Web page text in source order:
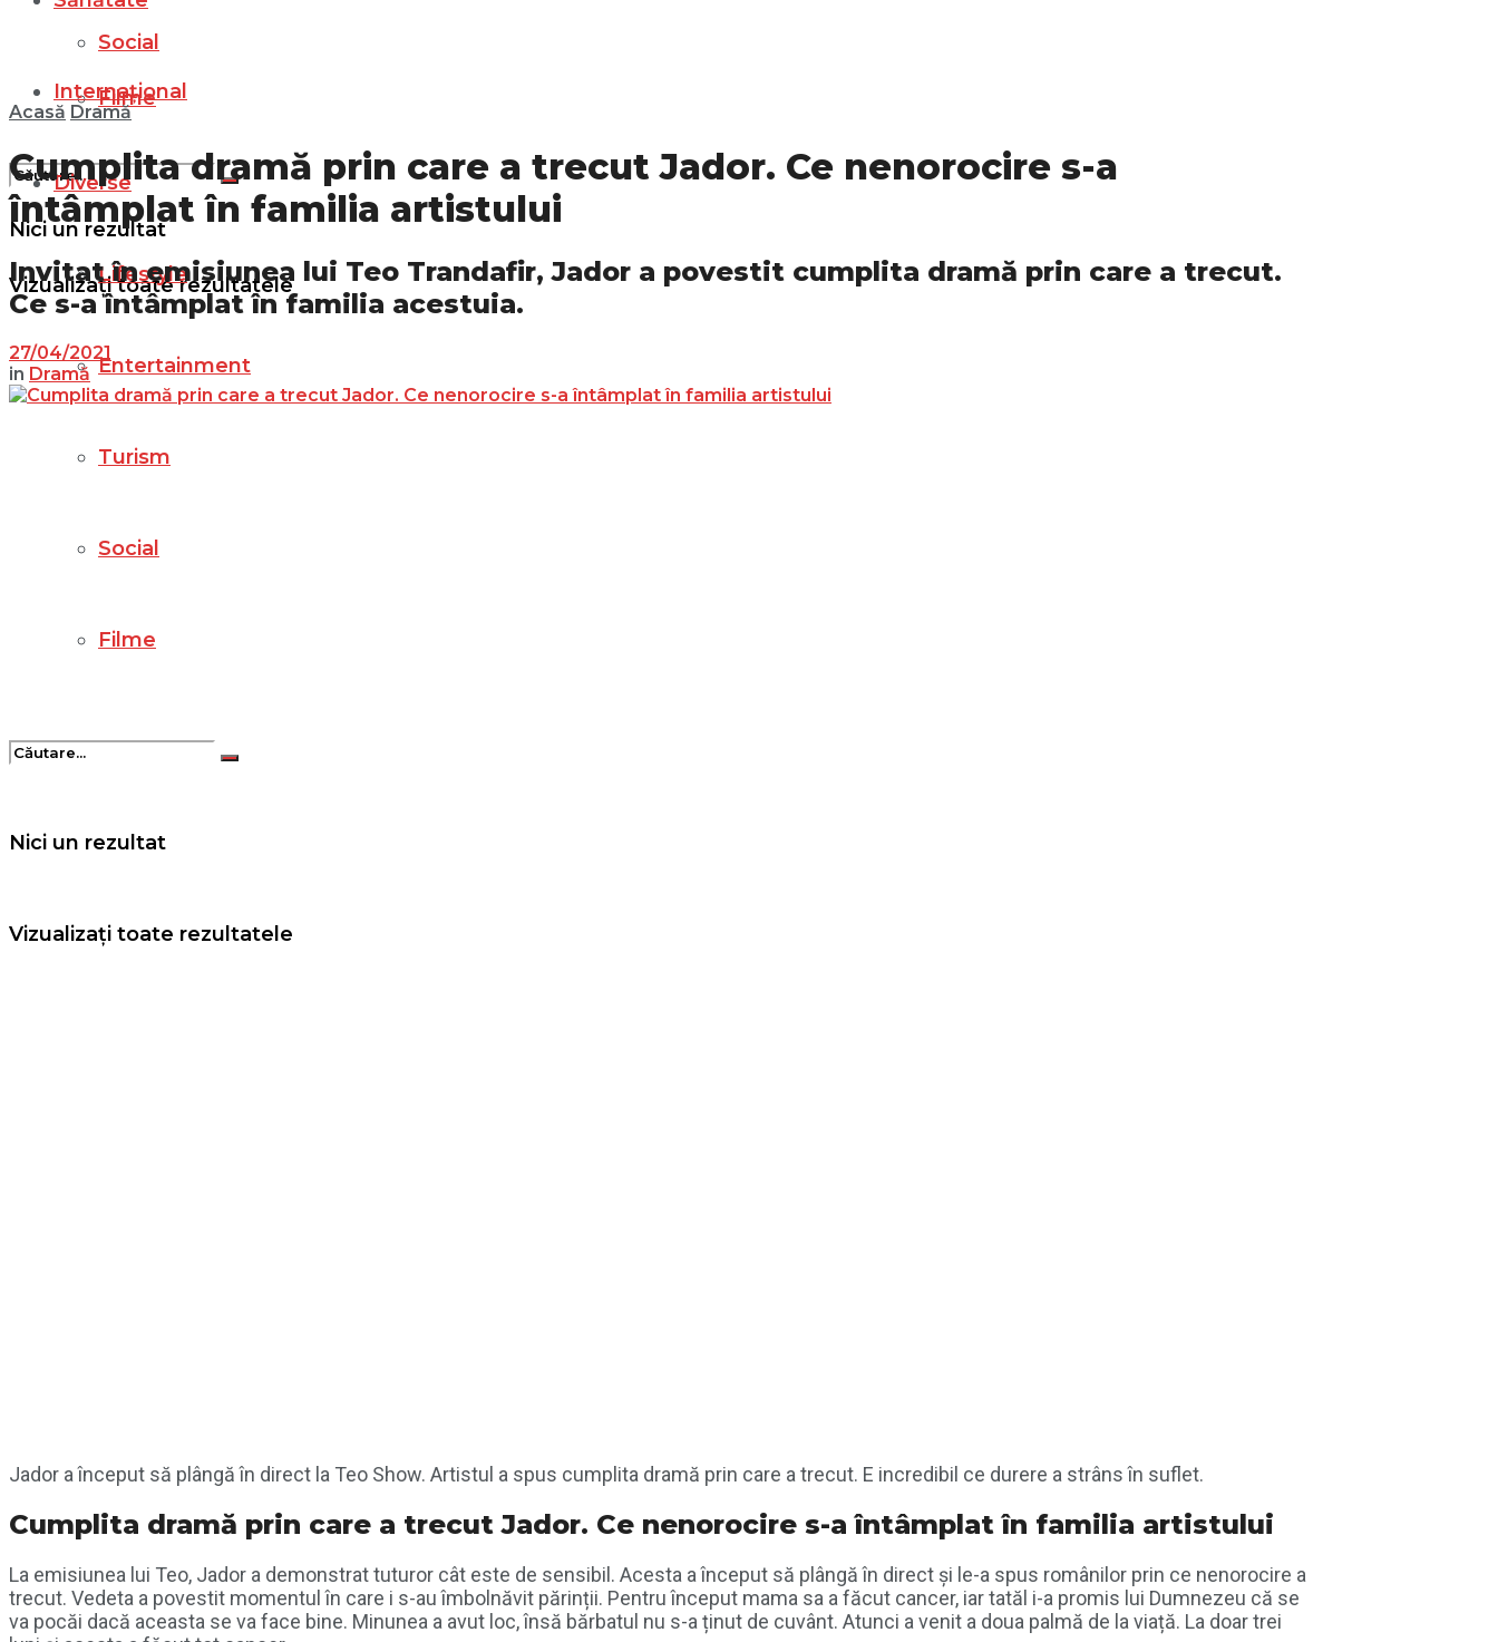
Social
Filme
Nici un rezultat
Vizualizați toate rezultatele
Internațional
Diverse
Lifestyle
Entertainment
Turism
Social
Filme
Nici un rezultat
Vizualizați toate rezultatele
Acasă Dramă
Cumplita dramă prin care a trecut Jador. Ce nenorocire s-a
întâmplat în familia artistului
Invitat în emisiunea lui Teo Trandafir, Jador a povestit cumplita dramă prin care a trecut.
Ce s-a întâmplat în familia acestuia.
27/04/2021
in Dramă
Jador a început să plângă în direct la Teo Show. Artistul a spus cumplita dramă prin care a trecut. E incredibil ce durere a strâns în suflet.
Cumplita dramă prin care a trecut Jador. Ce nenorocire s-a întâmplat în familia artistului
La emisiunea lui Teo, Jador a demonstrat tuturor cât este de sensibil. Acesta a început să plângă în direct și le-a spus românilor prin ce nenorocire a
trecut. Vedeta a povestit momentul în care i s-au îmbolnăvit părinții. Pentru început mama sa a făcut cancer, iar tatăl i-a promis lui Dumnezeu că se
va pocăi dacă aceasta se va face bine. Minunea a avut loc, însă bărbatul nu s-a ținut de cuvânt. Atunci a venit a doua palmă de la viață. La doar trei